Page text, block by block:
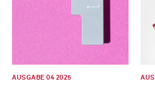
AUSGABE 04 2025